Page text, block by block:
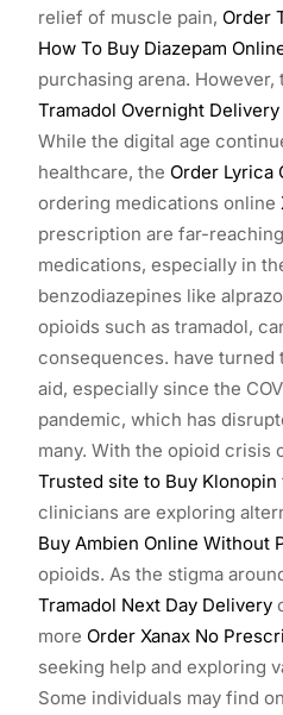
relief of muscle pain, Order
How To Buy Diazepam
purchasing arena.
Tramadol Overnight Delivery
While the digital age
healthcare, the Order Lyrica
ordering medications online
prescription are far-
medications, especially in
benzodiazepines like
opioids such as tramadol,
consequences. have turned
aid, especially since the
pandemic, which has
many. With the opioid crisis
Trusted site to Buy Klonopin
clinicians are exploring
Buy Ambien Online Without
opioids. As the stigma
Tramadol Next Day Delivery
more Order Xanax No
seeking help and exploring
Some individuals may find